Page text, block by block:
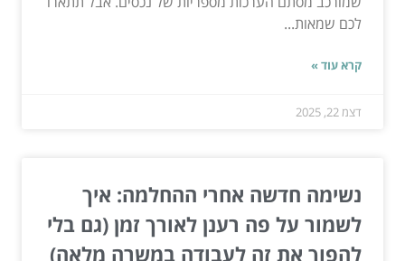
לכם שמאות...
קרא עוד »
דצמ 22, 2025
נשימה חדשה אחרי ההחלמה: איך
לשמור על פה רענן לאורך זמן (גם בלי
להפוך את זה לעבודה במשרה מלאה)